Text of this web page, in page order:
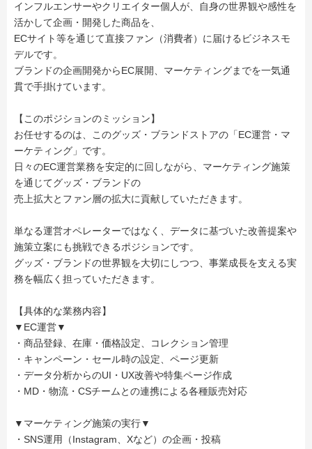
インフルエンサーやクリエイター個人が、自身の世界観や感性を
活かして企画・開発した商品を、
ECサイト等を通じて直接ファン（消費者）に届けるビジネスモ
デルです。
ブランドの企画開発からEC展開、マーケティングまでを一気通
貫で手掛けています。
【このポジションのミッション】
お任せするのは、このグッズ・ブランドストアの「EC運営・マ
ーケティング」です。
日々のEC運営業務を安定的に回しながら、マーケティング施策
を通じてグッズ・ブランドの
売上拡大とファン層の拡大に貢献していただきます。
単なる運営オペレーターではなく、データに基づいた改善提案や
施策立案にも挑戦できるポジションです。
グッズ・ブランドの世界観を大切にしつつ、事業成長を支える実
務を幅広く担っていただきます。
【具体的な業務内容】
▼EC運営▼
・商品登録、在庫・価格設定、コレクション管理
・キャンペーン・セール時の設定、ページ更新
・データ分析からのUI・UX改善や特集ページ作成
・MD・物流・CSチームとの連携による各種販売対応
▼マーケティング施策の実行▼
・SNS運用（Instagram、Xなど）の企画・投稿